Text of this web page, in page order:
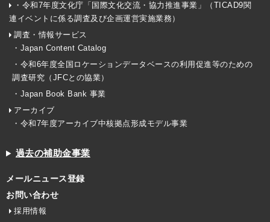
・令和7年度文化庁「国際文化交流・協力推進事業」（TICAD9関
連イベントに係る調査及び企画運営実施業務）
調査・情報サービス
・Japan Content Catalog
・令和6年度全国ロケーションデータベースの利用促進等のための
調査研究（JFCとの協業）
・Japan Book Bank 事業
アーカイブ
・令和7年度アーカイブ中核拠点形成モデル事業
過去の補助金事業
メールニュース登録
お問い合わせ
採用情報